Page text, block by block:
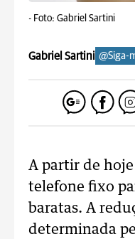
- Foto: Gabriel Sartini
Gabriel Sartini @Siga-
A partir de hoje
telefone fixo
baratas. A
determinada